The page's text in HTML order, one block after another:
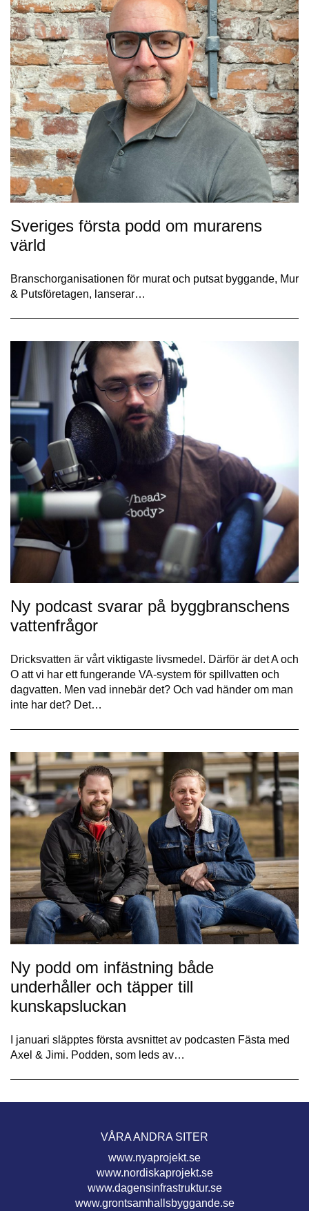
Sveriges första podd om murarens
värld
Branschorganisationen för murat och putsat byggande, Mur
& Putsföretagen, lanserar…
Ny podcast svarar på byggbranschens
vattenfrågor
Dricksvatten är vårt viktigaste livsmedel. Därför är det A och
O att vi har ett fungerande VA-system för spillvatten och
dagvatten. Men vad innebär det? Och vad händer om man
inte har det? Det…
Ny podd om infästning både
underhåller och täpper till
kunskapsluckan
I januari släpptes första avsnittet av podcasten Fästa med
Axel & Jimi. Podden, som leds av…
VÅRA ANDRA SITER
www.nyaprojekt.se
www.nordiskaprojekt.se
www.dagensinfrastruktur.se
www.grontsamhallsbyggande.se